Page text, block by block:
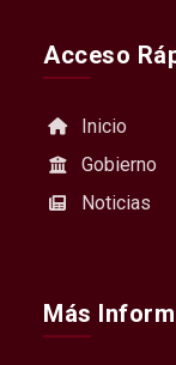
Acceso
Inicio
Gobierno
Noticias
Más